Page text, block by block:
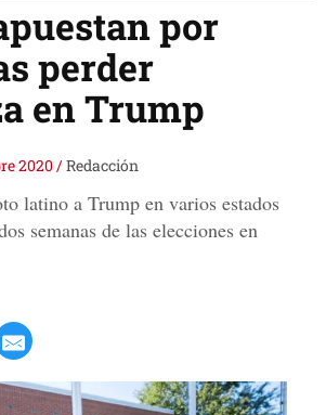
por
perder
en Trump
2020/Redacción
latino a Trump en varios estados
semanas de las elecciones en